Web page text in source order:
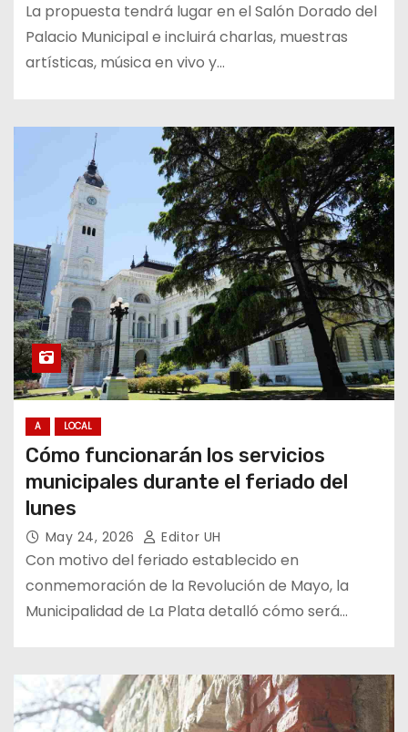
La propuesta tendrá lugar en el Salón Dorado del
Palacio Municipal e incluirá charlas, muestras
artísticas, música en vivo y…
A LOCAL
Cómo funcionarán los servicios
municipales durante el feriado del
lunes
May 24, 2026 Editor UH
Con motivo del feriado establecido en
conmemoración de la Revolución de Mayo, la
Municipalidad de La Plata detalló cómo será…